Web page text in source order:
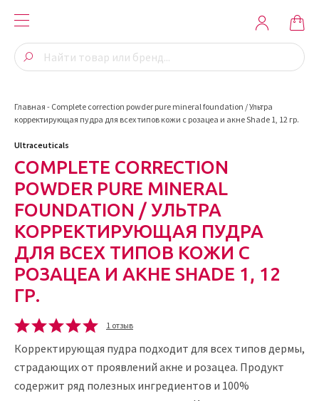
Главная - Complete correction powder pure mineral foundation / Ультра
корректирующая пудра для всех типов кожи с розацеа и акне Shade 1, 12 гр.
Ultraceuticals
COMPLETE CORRECTION
POWDER PURE MINERAL
FOUNDATION / УЛЬТРА
КОРРЕКТИРУЮЩАЯ ПУДРА
ДЛЯ ВСЕХ ТИПОВ КОЖИ С
РОЗАЦЕА И АКНЕ SHADE 1, 12
ГР.
1 отзыв
Корректирующая пудра подходит для всех типов дермы,
страдающих от проявлений акне и розацеа. Продукт
содержит ряд полезных ингредиентов и 100%